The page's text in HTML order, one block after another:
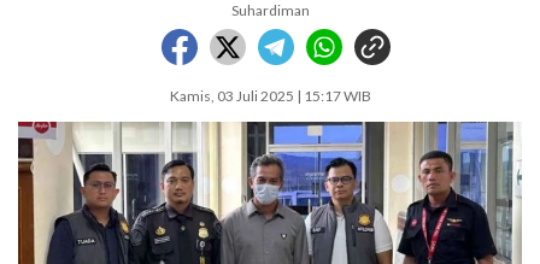
Suhardiman
Kamis, 03 Juli 2025 | 15:17 WIB